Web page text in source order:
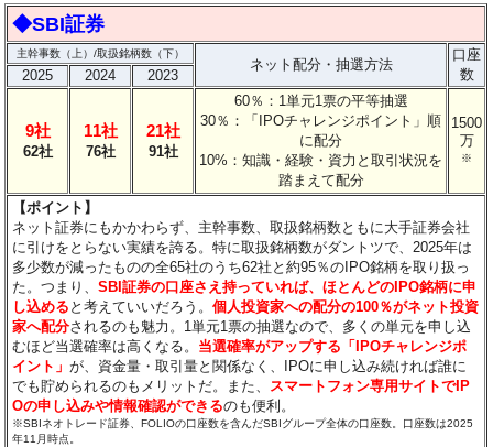
◆SBI証券
主幹事数（上）/取扱銘柄数（下）
ネット配分・抽選方法
口座
数
2025 2024 2023
9社
62社
11社
76社
21社
91社
60％：1単元1票の平等抽選
30％：「IPOチャレンジポイント」順
に配分
10%：知識・経験・資力と取引状況を
踏まえて配分
1500
万
※
【ポイント】
ネット証券にもかかわらず、主幹事数、取扱銘柄数ともに大手証券会社
に引けをとらない実績を誇る。特に取扱銘柄数がダントツで、2025年は
多少数が減ったものの全65社のうち62社と約95％のIPO銘柄を取り扱っ
た。つまり、SBI証券の口座さえ持っていれば、ほとんどのIPO銘柄に申
し込める と考えていいだろう。個人投資家への配分の100％がネット投資
家へ配分されるのも魅力。1単元1票の抽選なので、多くの単元を申し込
むほど当選確率は高くなる。 当選確率がアップする「IPOチャレンジポ
イント」が、資金量・取引量と関係なく、IPOに申し込み続ければ誰に
でも貯められるのもメリットだ。また、 スマートフォン専用サイトでIP
Oの申し込みや情報確認ができるのも便利。
※SBIネオトレード証券、FOLIOの口座数を含んだSBIグループ全体の口座数。口座数は2025
年11月時点。